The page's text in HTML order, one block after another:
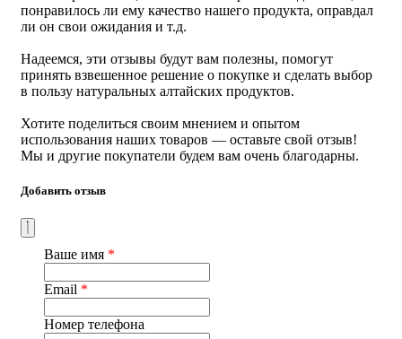
Для облегчения засыпания, улучшения структуры и
продолжительности сна, нормализации функций нервной
беспокойства, улучшения общего самочувствия, а также в
качестве источника флавоноидов, дубильных веществ,
содержащая иридоиды.
Состав
экстракт синюхи голубой, экстракт ромашки аптечной,
пятилопастного, экстракт мяты перечной, экстракт хмеля
(наполнитель), диоксид кремния (антислеживающий
агент), оболочка капсулы: желатин, диоксид титана
(краситель).
Противопоказания
индивидуальная непереносимость компонентов,
понравилось ли ему качество нашего продукта, оправдал
ли он свои ожидания и т.д.
Надеемся, эти отзывы будут вам полезны, помогут
принять взвешенное решение о покупке и сделать выбор
в пользу натуральных алтайских продуктов.
Хотите поделиться своим мнением и опытом
использования наших товаров — оставьте свой отзыв!
Мы и другие покупатели будем вам очень благодарны.
Добавить отзыв
Ваше имя *
Email *
Номер телефона